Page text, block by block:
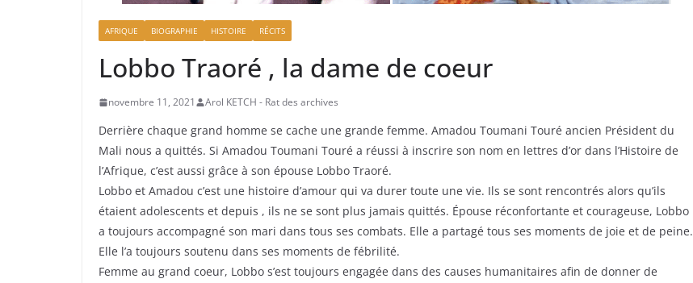
AFRIQUE BIOGRAPHIE HISTOIRE RÉCITS
Lobbo Traoré , la dame de coeur
novembre 11, 2021 Arol KETCH - Rat des archives
Derrière chaque grand homme se cache une grande femme. Amadou Toumani Touré ancien Président du
Mali nous a quittés. Si Amadou Toumani Touré a réussi à inscrire son nom en lettres d’or dans l’Histoire de
l’Afrique, c’est aussi grâce à son épouse Lobbo Traoré.
Lobbo et Amadou c’est une histoire d’amour qui va durer toute une vie. Ils se sont rencontrés alors qu’ils
étaient adolescents et depuis , ils ne se sont plus jamais quittés. Épouse réconfortante et courageuse, Lobbo
a toujours accompagné son mari dans tous ses combats. Elle a partagé tous ses moments de joie et de peine.
Elle l’a toujours soutenu dans ses moments de fébrilité.
Femme au grand coeur, Lobbo s’est toujours engagée dans des causes humanitaires afin de donner de